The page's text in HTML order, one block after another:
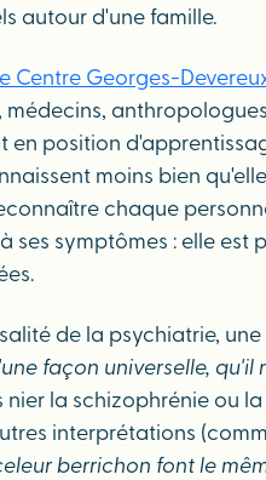
autour d'une famille.
Centre Georges-
en position
moins bien
chaque
ses symptômes : elle
de la psychiatrie,
façon universelle,
nier la schizophrénie
interprétations
berrichon font le